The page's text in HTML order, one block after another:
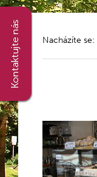
Nacházíte se: